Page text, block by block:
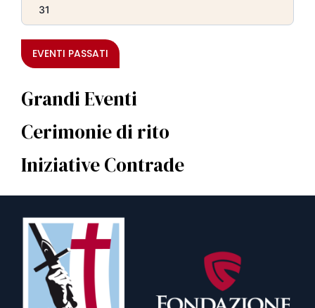
31
EVENTI PASSATI
Grandi Eventi
Cerimonie di rito
Iniziative Contrade